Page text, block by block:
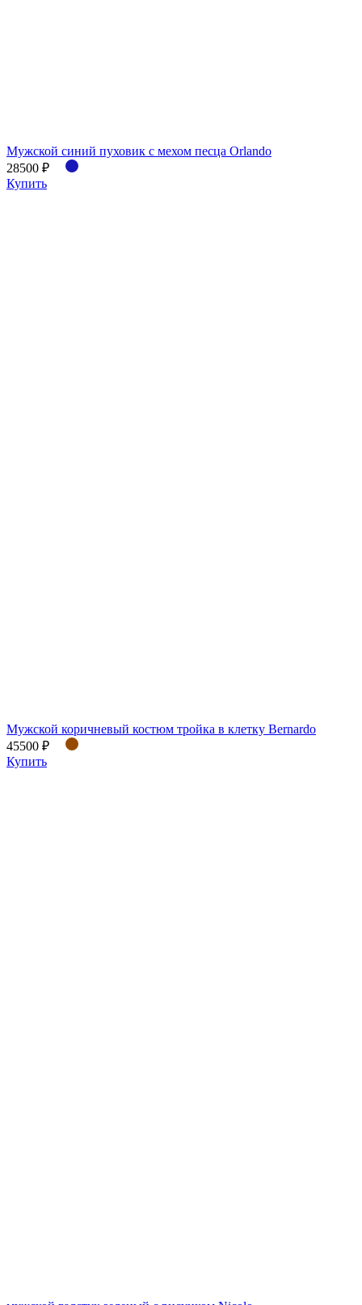
Мужской синий пуховик с мехом песца Orlando
28500 ₽
Купить
Мужской коричневый костюм тройка в клетку Bernardo
45500 ₽
Купить